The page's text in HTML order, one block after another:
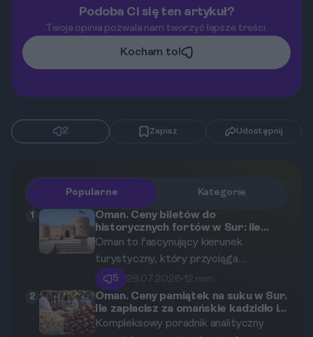
Podoba Ci się ten artykuł?
Twoja opinia pozwala nam tworzyć lepsze treści.
Kocham to!
2 Zapisz Udostępnij
Popularne Kategorie
1
Oman. Ceny biletów do
historycznych fortów w Sur: ile
zapłacisz za wejście do twierdzy
Sunaysilah (od 0,5 do 2 OMR / ok. 5-
20 PLN)?
Oman to fascynujący kierunek
turystyczny, który przyciąga
miłośników historii i unikalnej
architektury obronnej. W artykule
szczegółowo analizujemy koszty
związane z odwiedzinami w Sur, ze
5 28.07.2026•12 min
2
Oman. Ceny pamiątek na suku w Sur.
Ile zapłacisz za omańskie kadzidło i
świeże daktyle (od 2 do 15 OMR)?
Kompleksowy poradnik analityczny